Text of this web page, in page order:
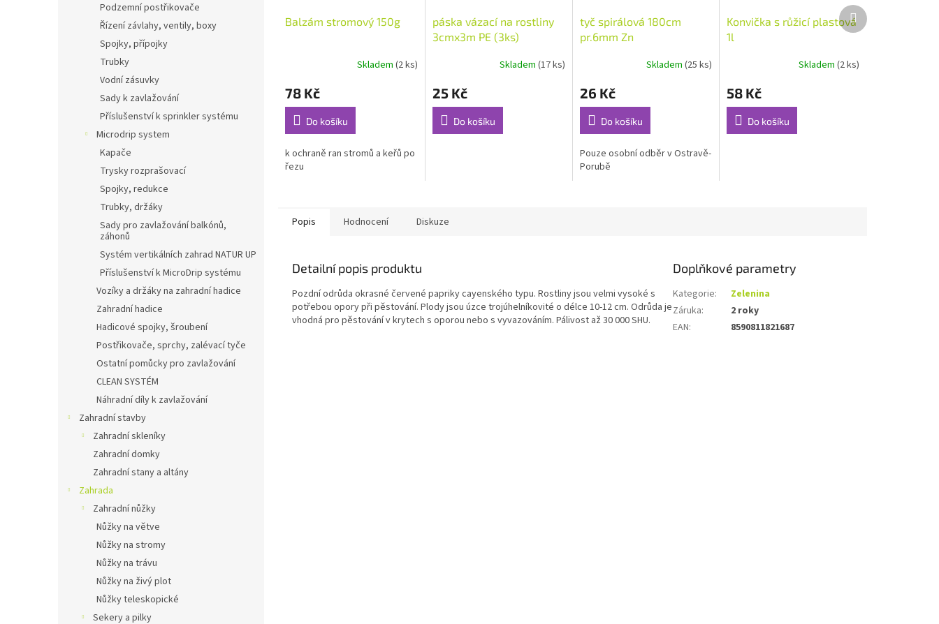
Podzemní postřikovače
Řízení závlahy, ventily, boxy
Spojky, přípojky
Trubky
Vodní zásuvky
Sady k zavlažování
Příslušenství k sprinkler systému
Microdrip system
Kapače
Trysky rozprašovací
Spojky, redukce
Trubky, držáky
Sady pro zavlažování balkónů,
záhonů
Systém vertikálních zahrad NATUR UP
Příslušenství k MicroDrip systému
Vozíky a držáky na zahradní hadice
Zahradní hadice
Hadicové spojky, šroubení
Postřikovače, sprchy, zalévací tyče
Ostatní pomůcky pro zavlažování
CLEAN SYSTÉM
Náhradní díly k zavlažování
Zahradní stavby
Zahradní skleníky
Zahradní domky
Zahradní stany a altány
Zahrada
Zahradní nůžky
Nůžky na větve
Nůžky na stromy
Nůžky na trávu
Nůžky na živý plot
Nůžky teleskopické
Sekery a pilky
Balzám stromový 150g
Skladem (2 ks)
78 Kč
Do košíku
k ochraně ran stromů a keřů po
řezu
páska vázací na rostliny
3cmx3m PE (3ks)
Skladem (17 ks)
25 Kč
Do košíku
tyč spirálová 180cm
pr.6mm Zn
Skladem(25 ks)
26 Kč
Do košíku
Pouze osobní odběr v Ostravě-
Porubě
Konvička s růžicí plastová
1l
Skladem (2 ks)
58 Kč
Do košíku
Další
produkt
Popis Hodnocení Diskuze
Detailní popis produktu
Pozdní odrůda okrasné červené papriky cayenského typu. Rostliny jsou velmi vysoké s
potřebou opory při pěstování. Plody jsou úzce trojúhelníkovité o délce 10-12 cm. Odrůda je
vhodná pro pěstování v krytech s oporou nebo s vyvazováním. Pálivost až 30 000 SHU.
Doplňkové parametry
Kategorie:
Zelenina
Záruka:
2 roky
EAN: 8590811821687